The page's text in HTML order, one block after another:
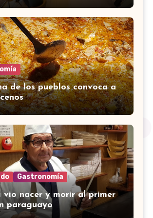
de los pueblos convoca a
Gastronomía
vio nacer y morir al primer
paraguayo